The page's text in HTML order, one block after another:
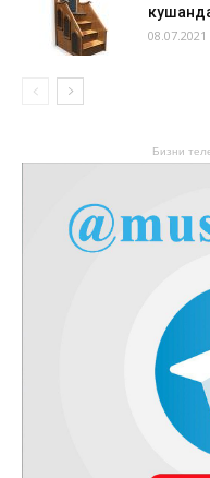
08.07.2021
Бизни